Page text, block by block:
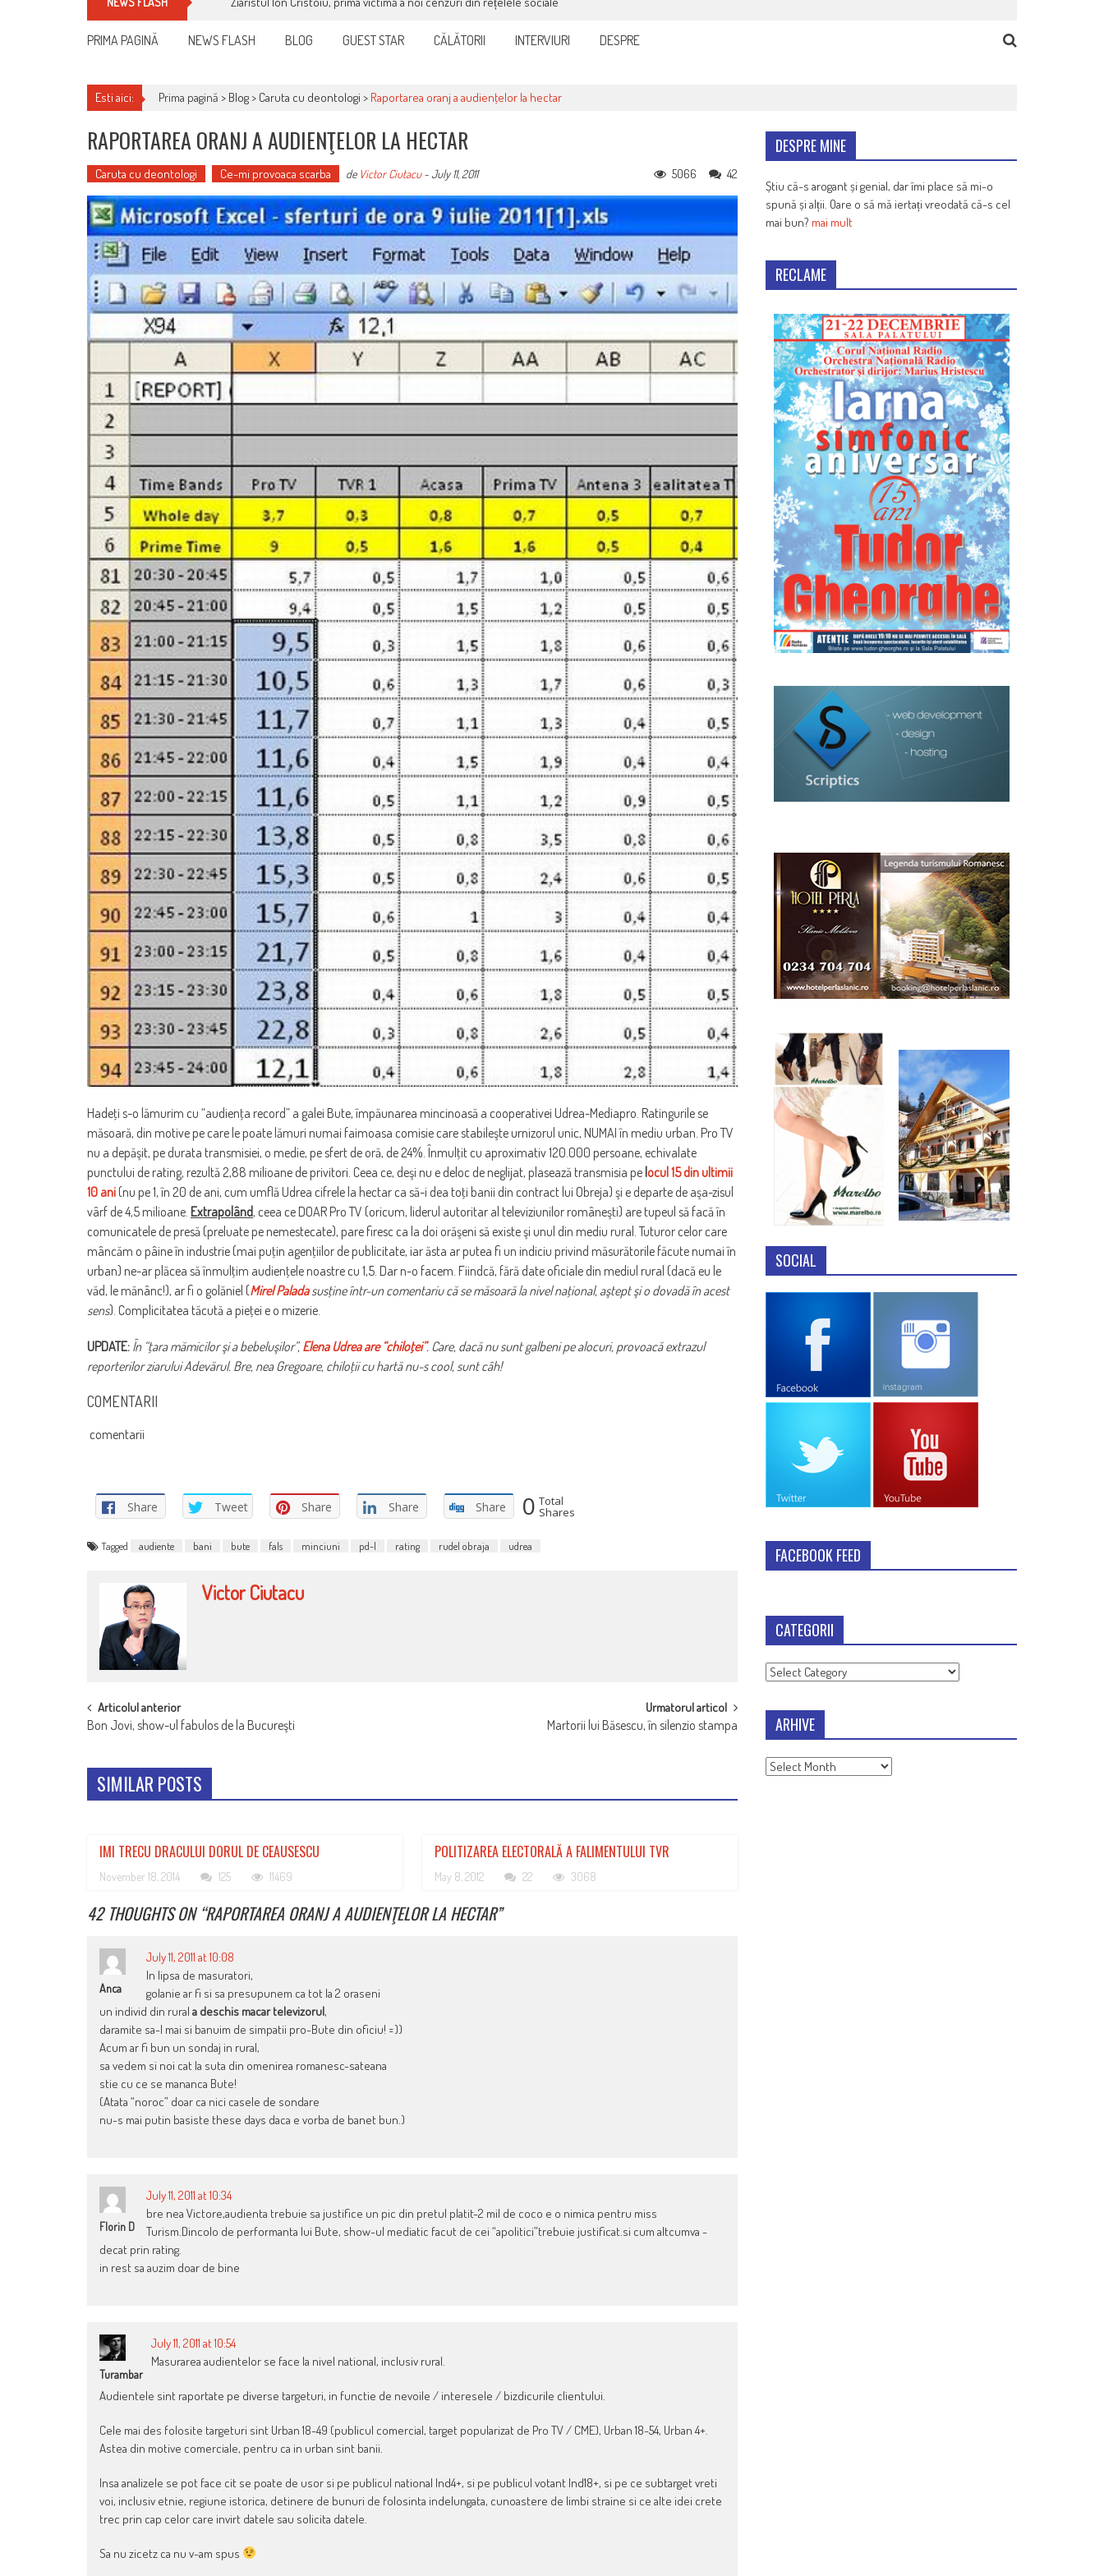
PRIMA PAGINĂ NEWS FLASH BLOG GUEST STAR CĂLĂTORII INTERVIURI DESPRE
Esti aici: Prima pagină > Blog> Caruta cu deontologi > Raportarea oranj a audienţelor la hectar
RAPORTAREA ORANJ A AUDIENŢELOR LA HECTAR
Caruta cu deontologi Ce-mi provoaca scarba de Victor Ciutacu-July 11, 2011 42
5066
Hadeţi s-o lămurim cu “audienţa record” a galei Bute, împăunarea mincinoasă a cooperativei Udrea-Mediapro. Ratingurile se
măsoară, din motive pe care le poate lămuri numai faimoasa comisie care stabileşte urnizorul unic, NUMAI în mediu urban. Pro TV
nu a depăşit, pe durata transmisiei, o medie, pe sfert de oră, de 24%. Înmulţit cu aproximativ 120.000 persoane, echivalate
punctului de rating, rezultă 2,88 milioane de privitori. Ceea ce, deşi nu e deloc de neglijat, plasează transmisia pe locul 15 din ultimii
10 ani (nu pe 1, în 20 de ani, cum umflă Udrea cifrele la hectar ca să-i dea toţi banii din contract lui Obreja) şi e departe de aşa-zisul
vârf de 4,5 milioane. Extrapolând, ceea ce DOAR Pro TV (oricum, liderul autoritar al televiziunilor româneşti) are tupeul să facă în
comunicatele de presă (preluate pe nemestecate), pare firesc ca la doi orăşeni să existe şi unul din mediu rural. Tuturor celor care
mâncăm o pâine în industrie (mai puţin agenţiilor de publicitate, iar ăsta ar putea fi un indiciu privind măsurătorile făcute numai în
urban) ne-ar plăcea să înmulţim audienţele noastre cu 1,5. Dar n-o facem. Fiindcă, fără date oficiale din mediul rural (dacă eu le
văd, le mănânc!), ar fi o golăniel (Mirel Paladasusţine într-un comentariu că se măsoară la nivel naţional, aştept şi o dovadă în acest
sens). Complicitatea tăcută a pieţei e o mizerie.
UPDATE: În “ţara mămicilor şi a bebeluşilor”,Elena Udrea are “chiloţei”. Care, dacă nu sunt galbeni pe alocuri, provoacă extrazul
reporterilor ziarului Adevărul. Bre, nea Gregoare, chiloţii cu hartă nu-s cool, sunt câh!
COMENTARII
comentarii
Share Tweet Share Share Share 0 Total
Shares
Tagged audiente bani bute fals minciuni pd-l rating rudel obraja udrea
Victor Ciutacu
POST
NAVIGATION
Articolul anterior
Bon Jovi, show-ul fabulos de la Bucureşti
Urmatorul articol
Martorii lui Băsescu, în silenzio stampa
SIMILAR POSTS
IMI TRECU DRACULUI DORUL DE CEAUSESCU
November 18, 2014 125 11469
POLITIZAREA ELECTORALĂ A FALIMENTULUI TVR
May 8, 2012 22 3068
42 THOUGHTS ON “RAPORTAREA ORANJ A AUDIENŢELOR LA HECTAR”
Anca
July 11, 2011 at 10:08
In lipsa de masuratori,
golanie ar fi si sa presupunem ca tot la 2 oraseni
un individ din rural a deschis macar televizorul,
daramite sa-l mai si banuim de simpatii pro-Bute din oficiu! =))
Acum ar fi bun un sondaj in rural,
sa vedem si noi cat la suta din omenirea romanesc-sateana
stie cu ce se mananca Bute!
(Atata “noroc” doar ca nici casele de sondare
nu-s mai putin basiste these days daca e vorba de banet bun.)
Florin D
July 11, 2011 at 10:34
bre nea Victore,audienta trebuie sa justifice un pic din pretul platit-2 mil de coco e o nimica pentru miss
Turism.Dincolo de performanta lui Bute, show-ul mediatic facut de cei “apolitici”trebuie justificat.si cum altcumva -
decat prin rating.
in rest sa auzim doar de bine
Turambar
July 11, 2011 at 10:54
Masurarea audientelor se face la nivel national, inclusiv rural.
Audientele sint raportate pe diverse targeturi, in functie de nevoile / interesele / bizdicurile clientului.
Cele mai des folosite targeturi sint Urban 18-49 (publicul comercial, target popularizat de Pro TV / CME), Urban 18-54, Urban 4+.
Astea din motive comerciale, pentru ca in urban sint banii.
Insa analizele se pot face cit se poate de usor si pe publicul national Ind4+, si pe publicul votant Ind18+, si pe ce subtarget vreti
voi, inclusiv etnie, regiune istorica, detinere de bunuri de folosinta indelungata, cunoastere de limbi straine si ce alte idei crete
trec prin cap celor care invirt datele sau solicita datele.
Sa nu zicetz ca nu v-am spus
DESPRE MINE
Știu că-s arogant și genial, dar îmi place să mi-o
spună și alții. Oare o să mă iertați vreodată că-s cel
mai bun? mai mult
RECLAME
SOCIAL
FACEBOOK FEED
CATEGORII
Categorii
ARHIVE
Arhive